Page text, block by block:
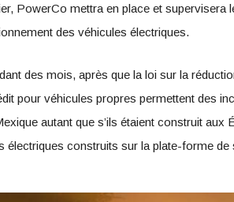
PowerCo mettra en place et
des véhicules électriques.
des mois, après que la loi sur la
pour véhicules propres permettent des
autant que s’ils étaient construit
électriques construits sur la plate-forme